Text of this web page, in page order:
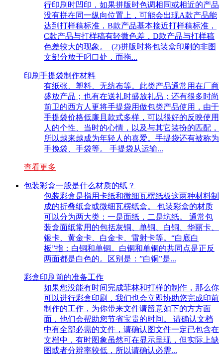
行印刷时凹印，如果拼版时色调相同或相近的产品
没有拼在同一纵向位置上，可能会出现A款产品能
达到打样稿标准，B款产品基本接近打样稿标准，
C款产品与打样稿有轻微色差，D款产品与打样稿
色差较大的现象。 (2)拼版时将包装盒印刷的非图
文部分放于叼口处，而拖...
印刷手提袋制作材料
有纸张、塑料、无纺布等。此类产品通常用在厂商
盛放产品；也有在送礼时盛放礼品；还有很多时尚
前卫的西方人更将手提袋用做包类产品使用，由于
手提袋价格低廉且款式多样，可以很好的反映使用
人的个性、当时的心情，以及与其它装扮的匹配，
所以越来越成为年轻人的喜爱。手提袋还有被称为
手挽袋、手袋等。 手提袋从运输...
查看更多
包装彩盒一般是什么材质的纸？
包装彩盒是指用卡纸和微细瓦楞纸板这两种材料制
成的折叠纸盒或微细瓦楞纸盒。 包装彩盒的材质
可以分为两大类：一是面纸，二是坑纸。 通常包
装盒面纸常用的包括灰铜、单铜、白铜、华丽卡、
银卡、黄金卡、白金卡、雷射卡等。“白底白
板”指：白铜和单铜。白铜和单铜的共同点是正反
两面都是白色的。区别是：”白铜”是...
彩盒印刷前的准备工作
如果您没能有时间完成菲林和打样的制作，那么你
可以进行彩盒印刷，我们也会立即协助您完成印前
制作的工作，为你带来文件请留意如下的方方面
面，他们会帮助您节省宝贵的时间。 请确认文档
中有全部必需的文件，请确认图文件一定已包含在
文档中，有时图象虽然可在显示呈现，但实际上缺
图或者分辨率较低，所以请确认必需...